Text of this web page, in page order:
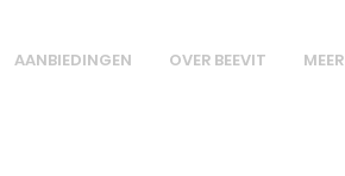
AANBIEDINGEN OVER BEEVIT MEER